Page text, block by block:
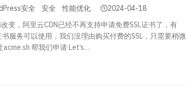
安全 安全 性能优化
2024-04-18
变，阿里云CDN已经不再支持申请免费SSL证书了，有
服务可以使用，我们没理由购买付费的SSL，只需要稍微
帮我们申请 Let’s…